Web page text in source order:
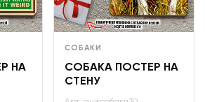
НА
СОБАКИ
СОБАКА ПОСТЕР НА
СТЕНУ